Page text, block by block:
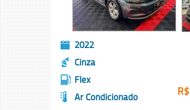
2022
Cinza
Flex
Ar Condicionado
R$